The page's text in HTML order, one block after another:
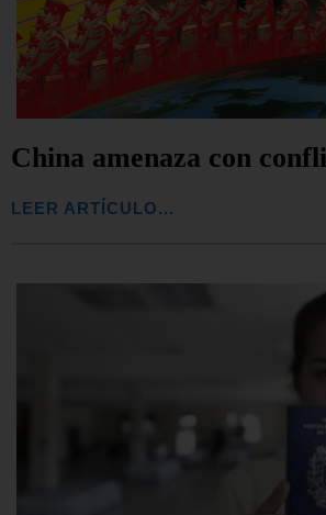
China amenaza con
LEER ARTÍCULO...